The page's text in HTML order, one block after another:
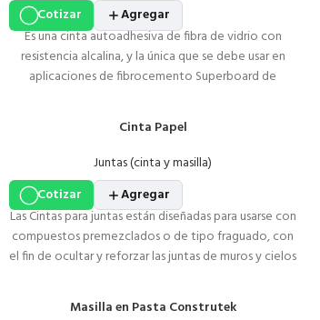
Cotizar
Agregar
Es una cinta autoadhesiva de fibra de vidrio con
resistencia alcalina, y la única que se debe usar en
aplicaciones de fibrocemento Superboard de
revestimiento vinílico que está incrustada en la
superficie de algunas placas de fibrocemento para
ofrecerles mayor fortaleza y resistencia a las grietas.
Cinta Papel
Juntas (cinta y masilla)
Cotizar
Agregar
Las Cintas para juntas están diseñadas para usarse con
compuestos premezclados o de tipo fraguado, con
el fin de ocultar y reforzar las juntas de muros y cielos
Masilla en Pasta Construtek